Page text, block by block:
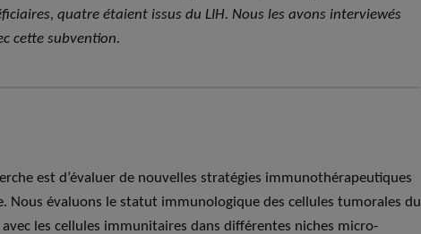
quatre étaient issus du LIH. Nous les avons interviewés
cette subvention.
est d’évaluer de nouvelles stratégies immunothérapeutiques
Nous évaluons le statut immunologique des cellules tumorales du
les cellules immunitaires dans différentes niches micro-